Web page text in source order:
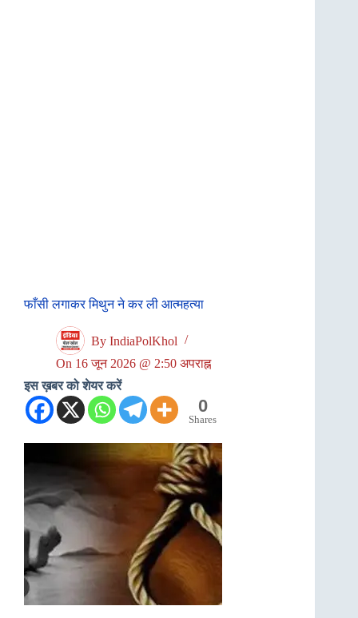
फाँसी लगाकर मिथुन ने कर ली आत्महत्या
By IndiaPolKhol
On 16 जून 2026 @ 2:50 अपराह्न
इस ख़बर को शेयर करें
0
Shares